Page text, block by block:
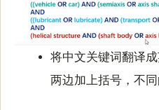
将中文关键词翻译
两边加上括号，不